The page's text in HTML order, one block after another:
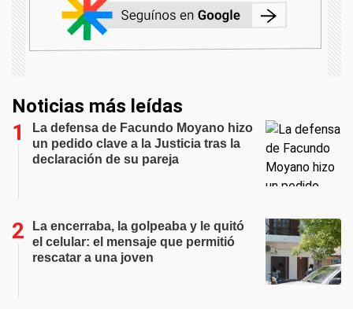
Noticias más leídas
La defensa de Facundo Moyano hizo
un pedido clave a la Justicia tras la
declaración de su pareja
La encerraba, la golpeaba y le quitó
el celular: el mensaje que permitió
rescatar a una joven